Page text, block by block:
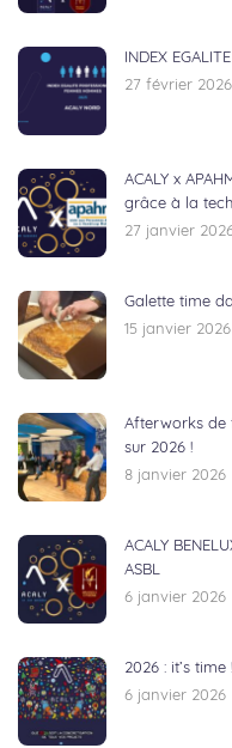
INDEX
27 février 2026
ACALY x
grâce à la
27 janvier
Galette time
15 janvier 2026
Afterworks de
sur 2026 !
8 janvier 2026
ACALY
ASBL
6 janvier 2026
2026 : it’s time !
6 janvier 2026